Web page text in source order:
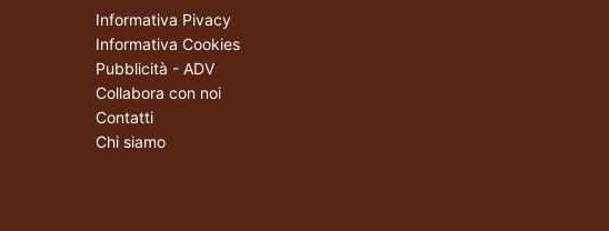
Informativa Pivacy
Informativa Cookies
Pubblicità - ADV
Collabora con noi
Contatti
Chi siamo